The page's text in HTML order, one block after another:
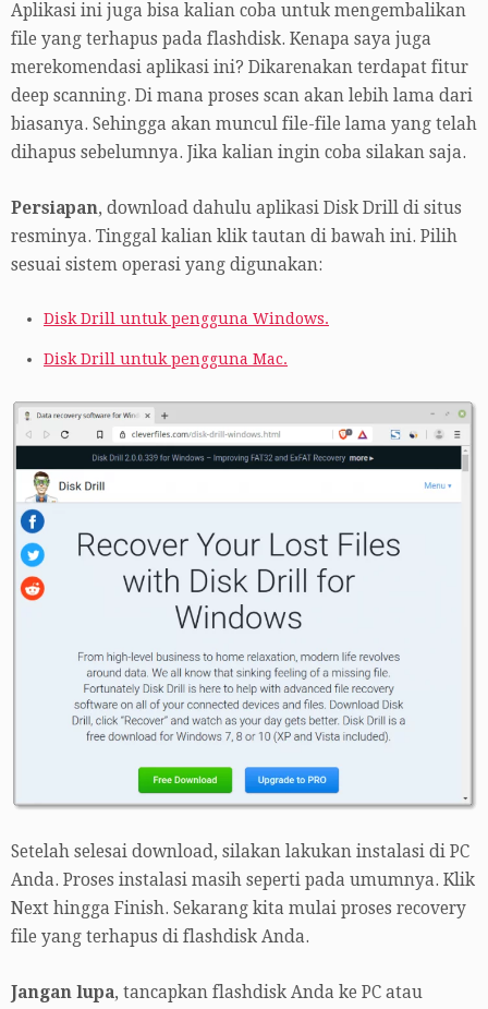
Aplikasi ini juga bisa kalian coba untuk mengembalikan
file yang terhapus pada flashdisk. Kenapa saya juga
merekomendasi aplikasi ini? Dikarenakan terdapat fitur
deep scanning. Di mana proses scan akan lebih lama dari
biasanya. Sehingga akan muncul file-file lama yang telah
dihapus sebelumnya. Jika kalian ingin coba silakan saja.
Persiapan, download dahulu aplikasi Disk Drill di situs
resminya. Tinggal kalian klik tautan di bawah ini. Pilih
sesuai sistem operasi yang digunakan:
Disk Drill untuk pengguna Windows.
Disk Drill untuk pengguna Mac.
Setelah selesai download, silakan lakukan instalasi di PC
Anda. Proses instalasi masih seperti pada umumnya. Klik
Next hingga Finish. Sekarang kita mulai proses recovery
file yang terhapus di flashdisk Anda.
Jangan lupa, tancapkan flashdisk Anda ke PC atau